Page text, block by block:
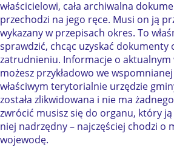
właścicielowi, cała archiwalna
przechodzi na jego ręce. Musi on ją
wykazany w przepisach okres. To
sprawdzić, chcąc uzyskać dokumenty
zatrudnieniu. Informacje o aktualnym
możesz przykładowo we
właściwym terytorialnie urzędzie
została zlikwidowana i nie ma
zwrócić musisz się do organu, który ją
niej nadrzędny – najczęściej chodzi o
wojewodę.